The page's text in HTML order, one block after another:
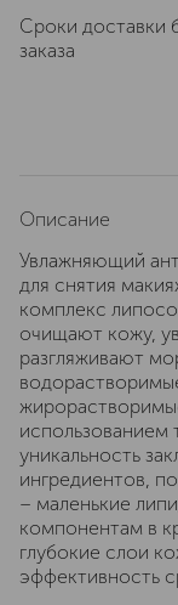
Сроки доставки
заказа
Описание
Увлажняющий
для снятия
комплекс
очищают кожу,
разгляживают
использованием
уникальность
ингредиентов,
– маленькие
компонентам в
глубокие слои
эффективность